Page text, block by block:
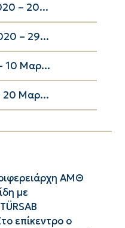
– 20...
– 29...
10 Μαρ...
20 Μαρ...
ΑΜΘ
με
επίκεντρο ο